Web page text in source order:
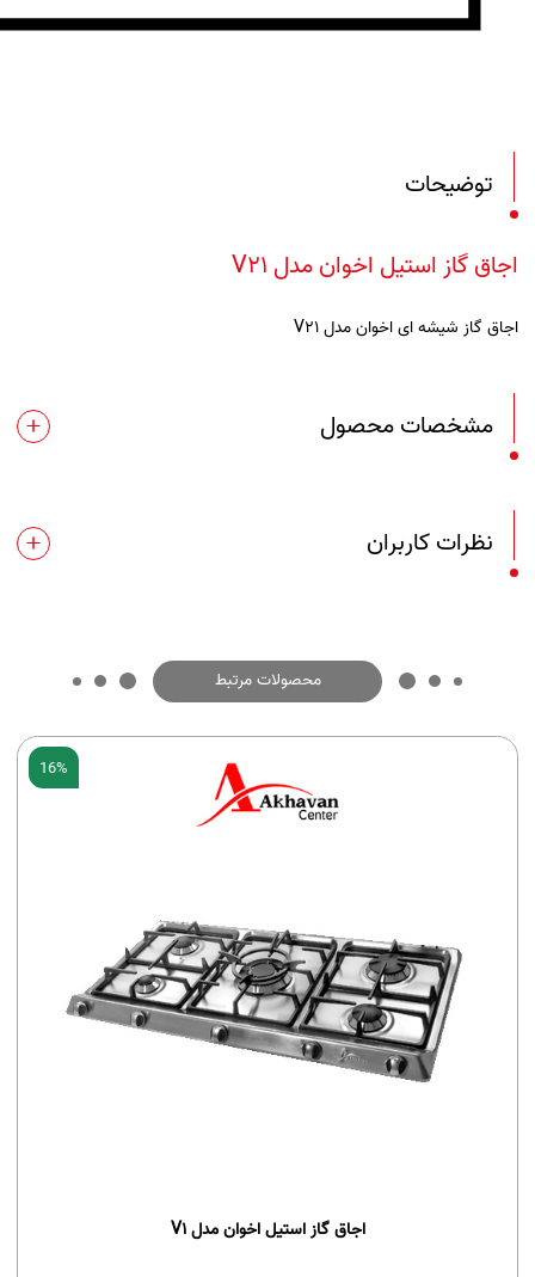
توضیحات
اجاق گاز استیل اخوان مدل V21
اجاق گاز شیشه ای اخوان مدل V21
مشخصات محصول
نظرات کاربران
محصولات مرتبط
16%
اجاق گاز استیل اخوان مدل V1